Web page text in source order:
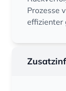
Prozesse
effizienter